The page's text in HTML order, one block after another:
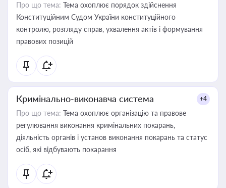
Про що тема: Тема охоплює порядок здійснення
Конституційним Судом України конституційного
контролю, розгляду справ, ухвалення актів і формування
правових позицій
Кримінально-виконавча система +4
Про що тема: Тема охоплює організацію та правове
регулювання виконання кримінальних покарань,
діяльність органів і установ виконання покарань та статус
осіб, які відбувають покарання